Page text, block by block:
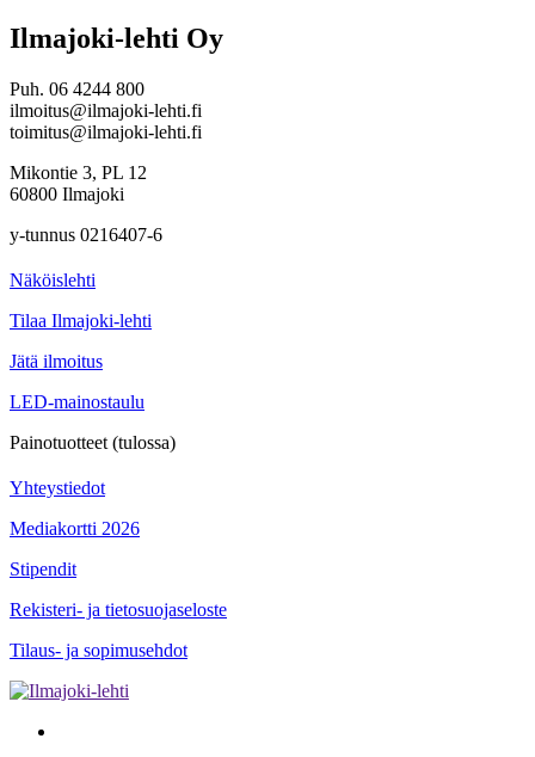
Ilmajoki-lehti Oy
Puh. 06 4244 800
ilmoitus@ilmajoki-lehti.fi
toimitus@ilmajoki-lehti.fi
Mikontie 3, PL 12
60800 Ilmajoki
y-tunnus 0216407-6
Näköislehti
Tilaa Ilmajoki-lehti
Jätä ilmoitus
LED-mainostaulu
Painotuotteet (tulossa)
Yhteystiedot
Mediakortti 2026
Stipendit
Rekisteri- ja tietosuojaseloste
Tilaus- ja sopimusehdot